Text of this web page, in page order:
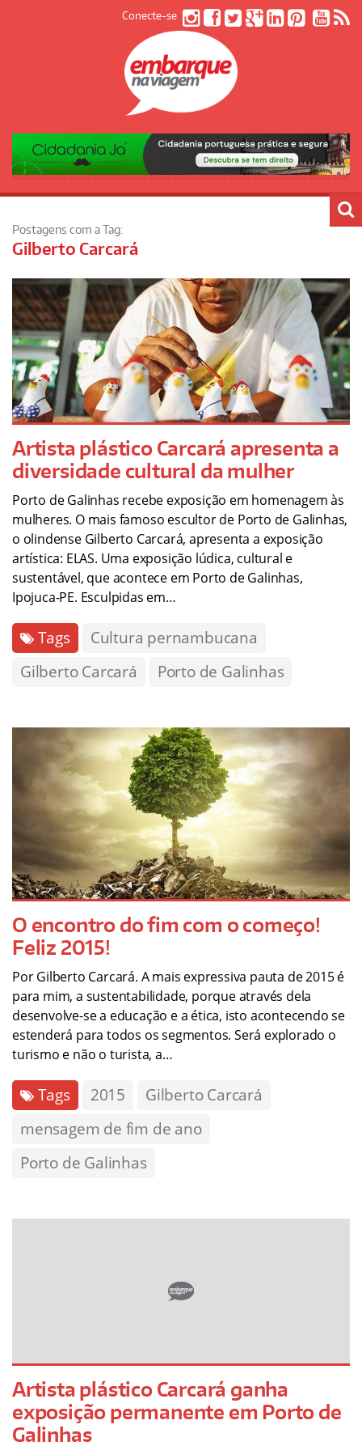
Conecte-se
Postagens com a Tag:
Gilberto Carcará
Artista plástico Carcará apresenta a
diversidade cultural da mulher
Porto de Galinhas recebe exposição em homenagem às
mulheres. O mais famoso escultor de Porto de Galinhas,
o olindense Gilberto Carcará, apresenta a exposição
artística: ELAS. Uma exposição lúdica, cultural e
sustentável, que acontece em Porto de Galinhas,
Ipojuca-PE. Esculpidas em…
Tags
Cultura pernambucana
Gilberto Carcará
Porto de Galinhas
O encontro do fim com o começo!
Feliz 2015!
Por Gilberto Carcará. A mais expressiva pauta de 2015 é
para mim, a sustentabilidade, porque através dela
desenvolve-se a educação e a ética, isto acontecendo se
estenderá para todos os segmentos. Será explorado o
turismo e não o turista, a…
Tags 2015
Gilberto Carcará
mensagem de fim de ano
Porto de Galinhas
Artista plástico Carcará ganha
exposição permanente em Porto de
Galinhas